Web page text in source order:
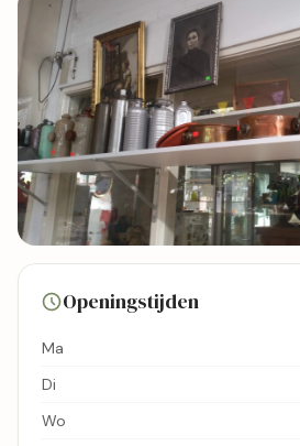
Bekijk kaart
Openingstijden
Ma
Di
Wo